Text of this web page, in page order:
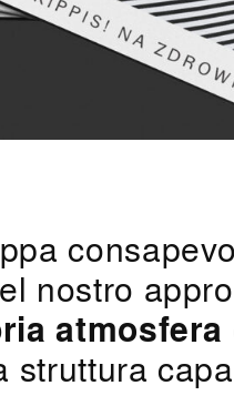
nostro
atmosfera
struttura